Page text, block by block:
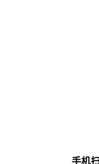
手机